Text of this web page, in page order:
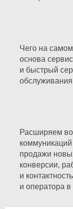
Чего на
основа
и быстрый
Расширяем
продажи
конверсии,
и
и оператора в